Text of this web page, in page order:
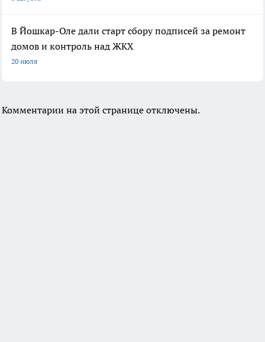
В Йошкар-Оле дали старт сбору подписей за ремонт
домов и контроль над ЖКХ
20 июля
Комментарии на этой странице отключены.